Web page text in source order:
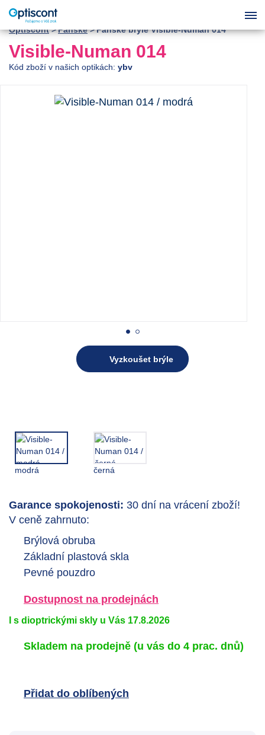
Optiscont Pánské Pánské brýle Visible-Numan 014
Visible-Numan 014
Kód zboží v našich optikách: ybv
Vyzkoušet brýle
modrá černá
Garance spokojenosti: 30 dní na vrácení zboží!
V ceně zahrnuto:
Brýlová obruba
Základní plastová skla
Pevné pouzdro
Dostupnost na prodejnách
I s dioptrickými skly u Vás 17.8.2026
Skladem na prodejně (u vás do 4 prac. dnů)
Přidat do oblíbených